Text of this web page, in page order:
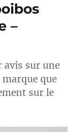
–
avis sur une
que
sur le